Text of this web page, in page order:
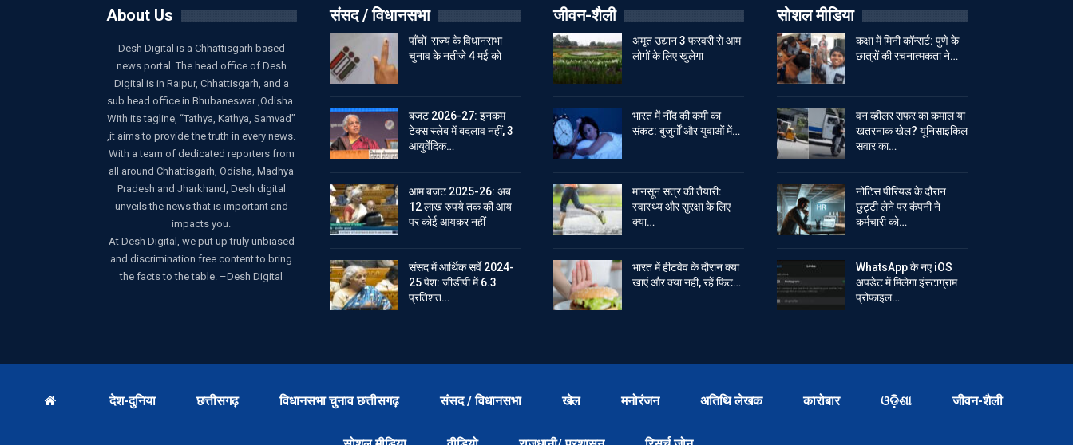
About Us
Desh Digital is a Chhattisgarh based
news portal. The head office of Desh
Digital is in Raipur, Chhattisgarh, and a
sub head office in Bhubaneswar ,Odisha.
With its tagline, “Tathya, Kathya, Samvad”
,it aims to provide the truth in every news.
With a team of dedicated reporters from
all around Chhattisgarh, Odisha, Madhya
Pradesh and Jharkhand, Desh digital
unveils the news that is important and
impacts you.
At Desh Digital, we put up truly unbiased
and discrimination free content to bring
the facts to the table. –Desh Digital
संसद / विधानसभा
पाँचों राज्य के विधानसभा
चुनाव के नतीजे 4 मई को
बजट 2026-27: इनकम
टेक्स स्लेब में बदलाव नहीं, 3
आयुर्वेदिक…
आम बजट 2025-26: अब
12 लाख रुपये तक की आय
पर कोई आयकर नहीं
संसद में आर्थिक सर्वे 2024-
25 पेश: जीडीपी में 6.3
प्रतिशत…
जीवन-शैली
अमृत उद्यान 3 फरवरी से आम
लोगों के लिए खुलेगा
भारत में नींद की कमी का
संकट: बुजुर्गों और युवाओं में…
मानसून सत्र की तैयारी:
स्वास्थ्य और सुरक्षा के लिए
क्या…
भारत में हीटवेव के दौरान क्या
खाएं और क्या नहीं, रहें फिट…
सोशल मीडिया
कक्षा में मिनी कॉन्सर्ट: पुणे के
छात्रों की रचनात्मकता ने…
वन व्हीलर सफर का कमाल या
खतरनाक खेल? यूनिसाइकिल
सवार का…
नोटिस पीरियड के दौरान
छुट्टी लेने पर कंपनी ने
कर्मचारी को…
WhatsApp के नए iOS
अपडेट में मिलेगा इंस्टाग्राम
प्रोफाइल…
देश-दुनिया छत्तीसगढ़ विधानसभा चुनाव छत्तीसगढ़ संसद / विधानसभा खेल मनोरंजन अतिथि लेखक कारोबार ଓଡ଼ିଶା जीवन-शैली